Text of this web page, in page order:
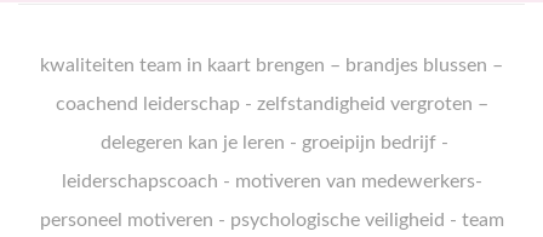
kwaliteiten team in kaart brengen – brandjes blussen –
coachend leiderschap - zelfstandigheid vergroten –
delegeren kan je leren - groeipijn bedrijf-
leiderschapscoach - motiveren van medewerkers-
personeel motiveren - psychologische veiligheid - team